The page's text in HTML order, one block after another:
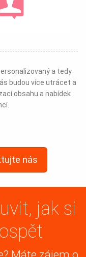
a tedy
budou více utrácet a
obsahu a nabídek
nás
jak si